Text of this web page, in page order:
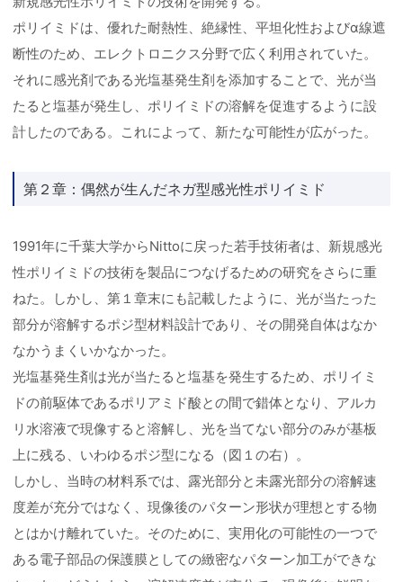
ポリイミドは、優れた耐熱性、絶縁性、平坦化性およびα線遮
断性のため、エレクトロニクス分野で広く利用されていた。
それに感光剤である光塩基発生剤を添加することで、光が当
たると塩基が発生し、ポリイミドの溶解を促進するように設
計したのである。これによって、新たな可能性が広がった。
第２章：偶然が生んだネガ型感光性ポリイミド
1991年に千葉大学からNittoに戻った若手技術者は、新規感光
性ポリイミドの技術を製品につなげるための研究をさらに重
ねた。しかし、第１章末にも記載したように、光が当たった
部分が溶解するポジ型材料設計であり、その開発自体はなか
なかうまくいかなかった。
光塩基発生剤は光が当たると塩基を発生するため、ポリイミ
ドの前駆体であるポリアミド酸との間で錯体となり、アルカ
リ水溶液で現像すると溶解し、光を当てない部分のみが基板
上に残る、いわゆるポジ型になる（図１の右）。
しかし、当時の材料系では、露光部分と未露光部分の溶解速
度差が充分ではなく、現像後のパターン形状が理想とする物
とはかけ離れていた。そのために、実用化の可能性の一つで
ある電子部品の保護膜としての緻密なパターン加工ができな